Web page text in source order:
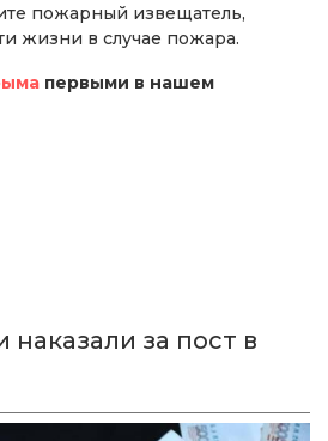
пожарный извещатель,
жизни в случае пожара.
первыми в нашем
за пост в